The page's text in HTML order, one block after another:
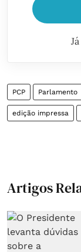
PCP Parlamento
edição impressa
Artigos